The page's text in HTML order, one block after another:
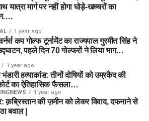
यात्रा मार्ग पर नहीं होगा घोड़े-खच्चरों का
1 year ago
कप गोल्फ टूर्नामेंट का राज्यपाल गुरमीत सिंह ने
पहले दिन 70 गोल्फरों ने लिया भाग…
1 year ago
हत्याकांड: तीनों दोषियों को उम्रकैद की
का ऐतिहासिक फैसला…
1 year ago
क़ब्रिस्तान की ज़मीन को लेकर विवाद, दफनाने से
बवाल |